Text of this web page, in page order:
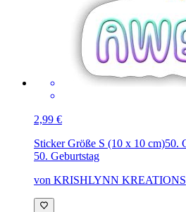
2,99 €
Sticker Größe S (10 x 10 cm)50.
50. Geburtstag
von KRISHLYNN KREATIONS